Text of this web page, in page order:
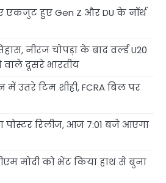
एकजुट हुए Gen Z और DU के नॉर्थ
नीरज चोपड़ा के बाद वर्ल्ड U20
दूसरे भारतीय
उतरे टिम शीही, FCRA बिल पर
पोस्टर रिलीज, आज 7:01 बजे आएगा
मोदी को भेंट किया हाथ से बुना